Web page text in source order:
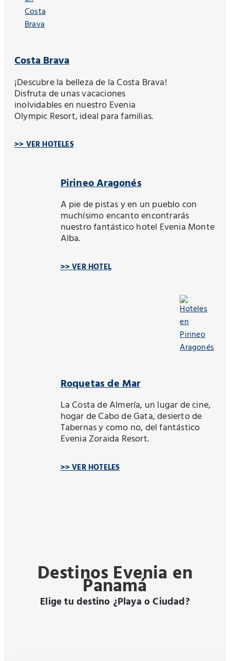
Costa Brava
¡Descubre la belleza de la Costa Brava!
Disfruta de unas vacaciones
inolvidables en nuestro Evenia
Olympic Resort, ideal para familias.
>> VER HOTELES
Pirineo Aragonés
A pie de pistas y en un pueblo con
muchísimo encanto encontrarás
nuestro fantástico hotel Evenia Monte
Alba.
>> VER HOTEL
Roquetas de Mar
La Costa de Almería, un lugar de cine,
hogar de Cabo de Gata, desierto de
Tabernas y como no, del fantástico
Evenia Zoraida Resort.
>> VER HOTELES
Destinos Evenia en
Panamá
Elige tu destino ¿Playa o Ciudad?